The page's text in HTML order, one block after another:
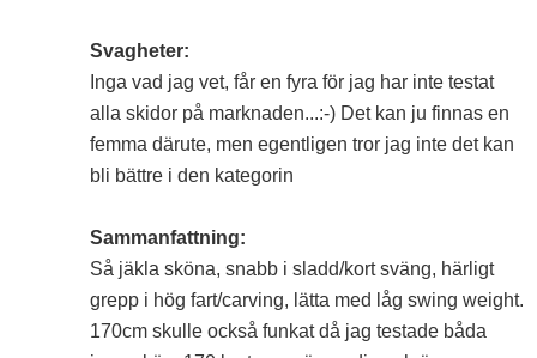
Svagheter:
Inga vad jag vet, får en fyra för jag har inte testat
alla skidor på marknaden...:-) Det kan ju finnas en
femma därute, men egentligen tror jag inte det kan
bli bättre i den kategorin
Sammanfattning:
Så jäkla sköna, snabb i sladd/kort sväng, härligt
grepp i hög fart/carving, lätta med låg swing weight.
170cm skulle också funkat då jag testade båda